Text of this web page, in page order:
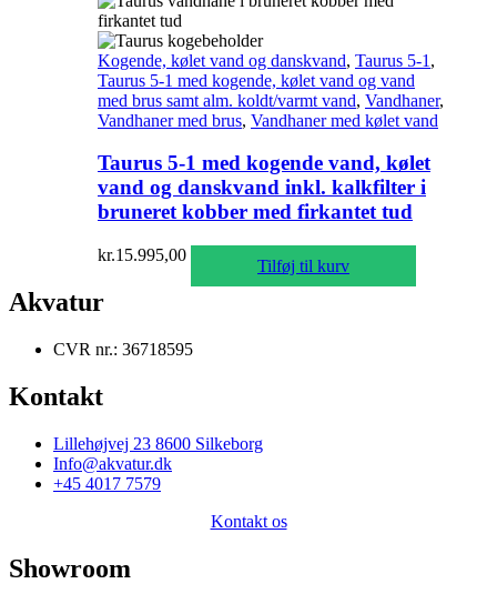
Kogende, kølet vand og danskvand, Taurus 5-1 ,
Taurus 5-1 med kogende, kølet vand og vand
med brus samt alm. koldt/varmt vand, Vandhaner,
Vandhaner med brus, Vandhaner med kølet vand
Taurus 5-1 med kogende vand, kølet
vand og danskvand inkl. kalkfilter i
bruneret kobber med firkantet tud
kr.15.995,00
Tilføj til kurv
Akvatur
CVR nr.: 36718595
Kontakt
Lillehøjvej 23 8600 Silkeborg
Info@akvatur.dk
+45 4017 7579
Kontakt os
Showroom